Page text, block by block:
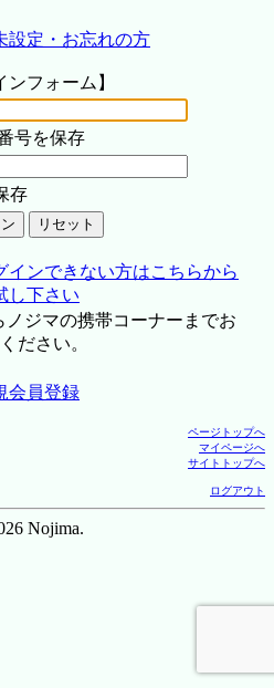
設定・お忘れの方
ンフォーム】
号を保存
存
インできない方はこちらから
し下さい
ジマの携帯コーナーまでお
ださい。
会員登録
ページトップへ
マイページへ
サイトトップへ
ログアウト
Nojima.